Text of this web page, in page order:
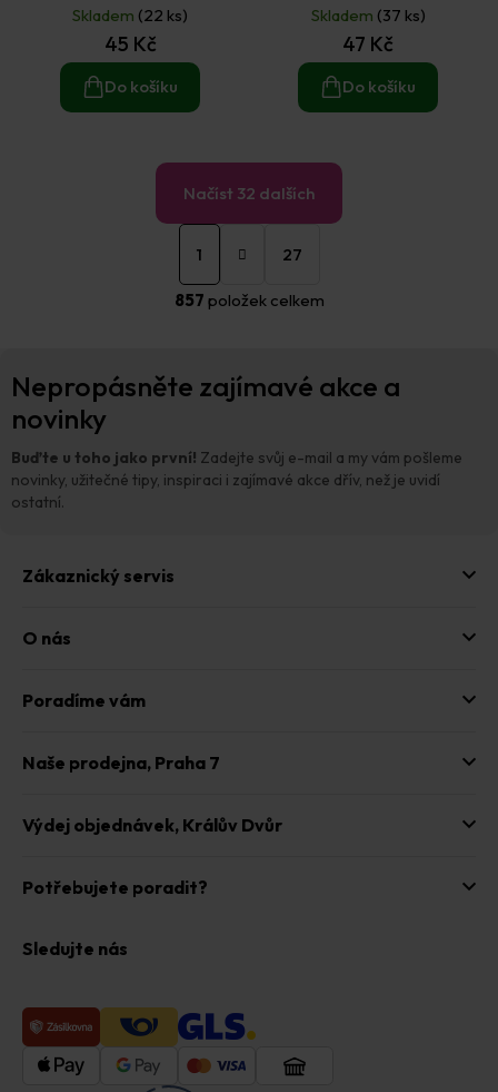
Skladem (22 ks)
45 Kč
Do košíku
Skladem (37 ks)
47 Kč
Do košíku
l
á
í
v
k
Načíst 32 dalších
S
n
á
n
1 27
857 položek celkem
Nepropásněte zajímavé akce a
novinky
Buďte u toho jako první! Zadejte svůj e-mail a my vám pošleme
novinky, užitečné tipy, inspiraci i zajímavé akce dřív, než je uvidí
ostatní.
Zákaznický servis
O nás
Poradíme vám
Naše prodejna, Praha 7
Výdej objednávek, Králův Dvůr
Potřebujete poradit?
Sledujte nás